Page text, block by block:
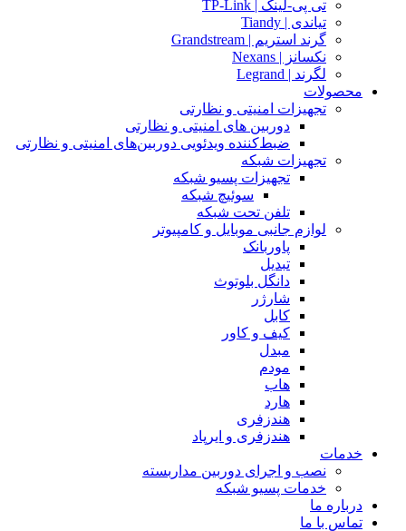
تی پی-لینک | TP-Link
تیاندی | Tiandy
گرند استریم | Grandstream
نکسانز | Nexans
لگرند | Legrand
محصولات
تجهیزات امنیتی و نظارتی
دوربین های امنیتی و نظارتی
ضبط‌کننده ویدئویی دوربین‌های امنیتی و نظارتی
تجهیزات شبکه
تجهیزات پسیو شبکه
سوئیچ‌ شبکه
تلفن تحت شبکه
لوازم جانبی موبایل و کامپیوتر
پاوربانک
تبدیل
دانگل بلوتوث
شارژر
کابل
کیف و کاور
مبدل
مودم
هاب
هارد
هندزفری
هندزفری و ایرپاد
خدمات
نصب و اجرای دوربین مداربسته
خدمات پسیو شبکه
درباره ما
تماس با ما